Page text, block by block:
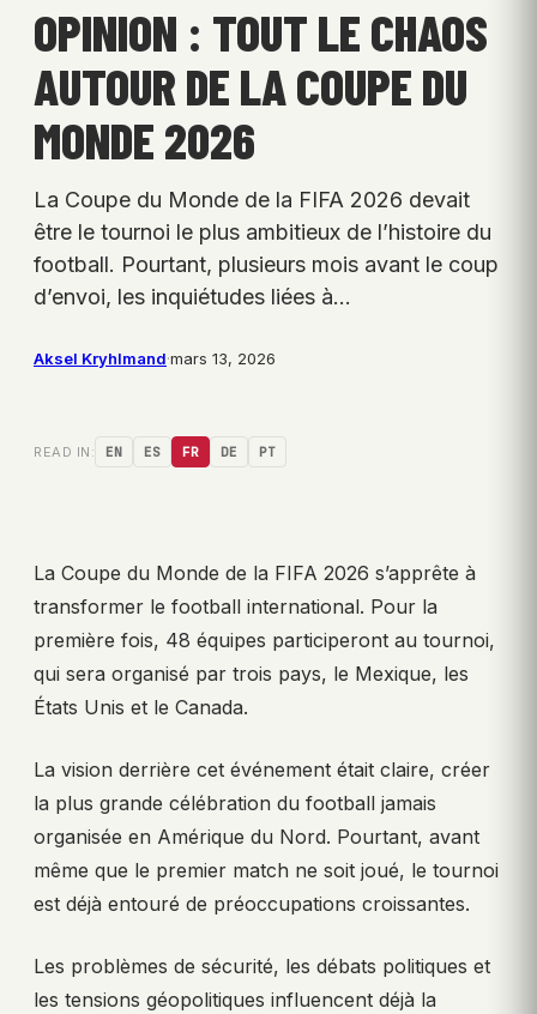
OPINION : TOUT LE CHAOS
AUTOUR DE LA COUPE DU
MONDE 2026
La Coupe du Monde de la FIFA 2026 devait
être le tournoi le plus ambitieux de l’histoire du
football. Pourtant, plusieurs mois avant le coup
d’envoi, les inquiétudes liées à…
Aksel Kryhlmand·mars 13, 2026
READ IN: EN ES FR DE PT
La Coupe du Monde de la FIFA 2026 s’apprête à
transformer le football international. Pour la
première fois, 48 équipes participeront au tournoi,
qui sera organisé par trois pays, le Mexique, les
États Unis et le Canada.
La vision derrière cet événement était claire, créer
la plus grande célébration du football jamais
organisée en Amérique du Nord. Pourtant, avant
même que le premier match ne soit joué, le tournoi
est déjà entouré de préoccupations croissantes.
Les problèmes de sécurité, les débats politiques et
les tensions géopolitiques influencent déjà la